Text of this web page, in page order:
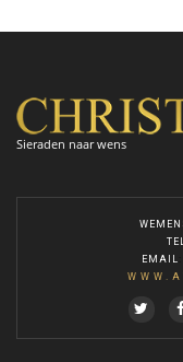
Sieraden naar wens
EMAIL